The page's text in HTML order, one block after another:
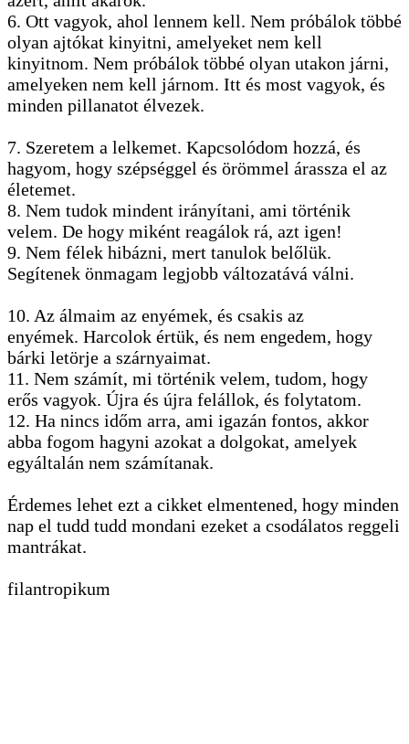
6. Ott vagyok, ahol lennem kell. Nem próbálok többé
olyan ajtókat kinyitni, amelyeket nem kell
kinyitnom. Nem próbálok többé olyan utakon járni,
amelyeken nem kell járnom. Itt és most vagyok, és
minden pillanatot élvezek.
7. Szeretem a lelkemet. Kapcsolódom hozzá, és
hagyom, hogy szépséggel és örömmel árassza el az
életemet.
8. Nem tudok mindent irányítani, ami történik
velem. De hogy miként reagálok rá, azt igen!
9. Nem félek hibázni, mert tanulok belőlük.
Segítenek önmagam legjobb változatává válni.
10. Az álmaim az enyémek, és csakis az
enyémek. Harcolok értük, és nem engedem, hogy
bárki letörje a szárnyaimat.
11. Nem számít, mi történik velem, tudom, hogy
erős vagyok. Újra és újra felállok, és folytatom.
12. Ha nincs időm arra, ami igazán fontos, akkor
abba fogom hagyni azokat a dolgokat, amelyek
egyáltalán nem számítanak.
Érdemes lehet ezt a cikket elmentened, hogy minden
nap el tudd tudd mondani ezeket a csodálatos reggeli
mantrákat.
filantropikum